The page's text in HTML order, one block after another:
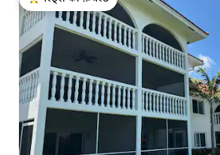
गेस्ट्स का टॉप फ़ेवरेट